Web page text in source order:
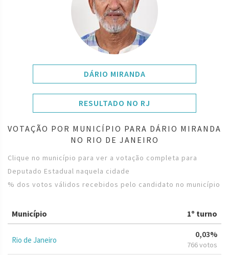
DÁRIO MIRANDA
RESULTADO NO RJ
VOTAÇÃO POR MUNICÍPIO PARA DÁRIO MIRANDA
NO RIO DE JANEIRO
Clique no município para ver a votação completa para
Deputado Estadual naquela cidade
% dos votos válidos recebidos pelo candidato no município
Município 1º turno
Rio de Janeiro
0,03%
766 votos